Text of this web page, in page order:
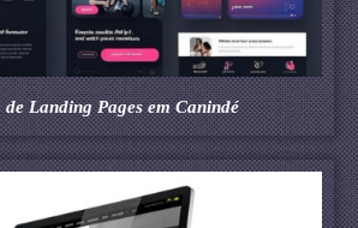
Landing Pages em Canindé